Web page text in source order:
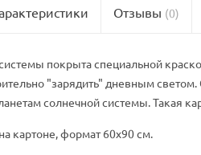
Отзывы (0)
покрыта специальной
"зарядить" дневным
солнечной системы. Такая
картоне, формат 60х90 см.